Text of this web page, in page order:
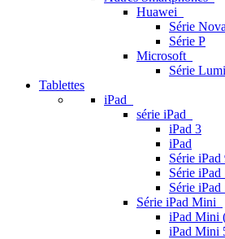
Huawei
Série Nova
Série P
Microsoft
Série
Tablettes
iPad
série iPad
iPad 3
iPad
Série iPad
Série iPad
Série iPad
Série iPad Mini
iPad Mini
iPad Mini